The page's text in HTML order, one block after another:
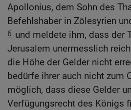
Apollonius, dem Sohn des
Befehlshaber in Zölesyrien
6 und meldete ihm, dass der
Jerusalem unermesslich
die Höhe der Gelder nicht
bedürfe ihrer auch nicht zum
möglich, dass diese Gelder
Verfügungsrecht des Königs